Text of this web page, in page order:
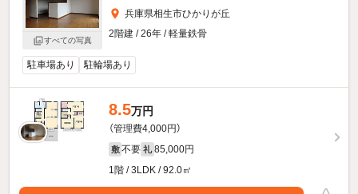
すべての写真
兵庫県相生市ひかりが丘
2階建 / 26年 / 軽量鉄骨
駐車場あり 駐輪場あり
8.5万円
（管理費4,000円）
敷 不要 礼 85,000円
1階 / 3LDK / 92.0㎡